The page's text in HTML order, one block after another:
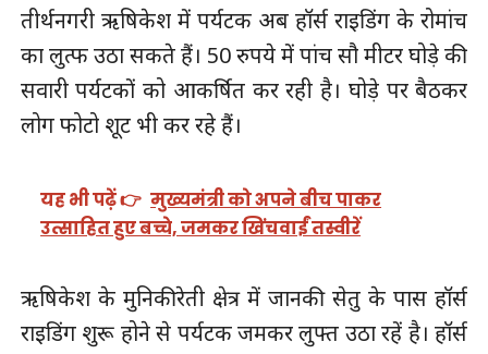
तीर्थनगरी ऋषिकेश में पर्यटक अब हॉर्स राइडिंग के रोमांच
का लुत्फ उठा सकते हैं। 50 रुपये में पांच सौ मीटर घोड़े की
सवारी पर्यटकों को आकर्षित कर रही है। घोड़े पर बैठकर
लोग फोटो शूट भी कर रहे हैं।
यह भी पढ़ें 👉 मुख्यमंत्री को अपने बीच पाकर
उत्साहित हुए बच्चे, जमकर खिंचवाईं तस्वीरें
ऋषिकेश के मुनिकीरेती क्षेत्र में जानकी सेतु के पास हॉर्स
राइडिंग शुरू होने से पर्यटक जमकर लुफ्त उठा रहें है। हॉर्स